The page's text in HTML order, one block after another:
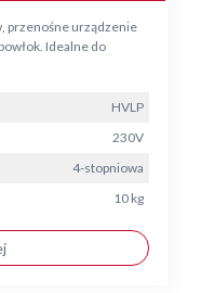
przenośne urządzenie
Idealne do
HVLP
230V
4-stopniowa
10 kg